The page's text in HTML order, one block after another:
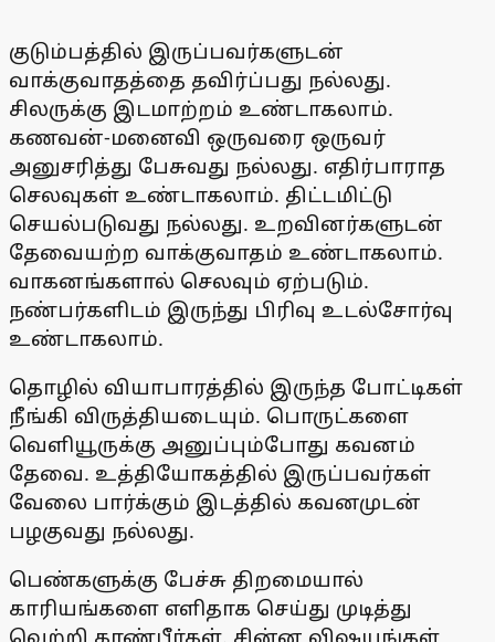
குடும்பத்தில் இருப்பவர்களுடன்
வாக்குவாதத்தை தவிர்ப்பது நல்லது.
சிலருக்கு இடமாற்றம் உண்டாகலாம்.
கணவன்-மனைவி ஒருவரை ஒருவர்
அனுசரித்து பேசுவது நல்லது. எதிர்பாராத
செலவுகள் உண்டாகலாம். திட்டமிட்டு
செயல்படுவது நல்லது. உறவினர்களுடன்
தேவையற்ற வாக்குவாதம் உண்டாகலாம்.
வாகனங்களால் செலவும் ஏற்படும்.
நண்பர்களிடம் இருந்து பிரிவு உடல்சோர்வு
உண்டாகலாம்.
தொழில் வியாபாரத்தில் இருந்த போட்டிகள்
நீங்கி விருத்தியடையும். பொருட்களை
வெளியூருக்கு அனுப்பும்போது கவனம்
தேவை. உத்தியோகத்தில் இருப்பவர்கள்
வேலை பார்க்கும் இடத்தில் கவனமுடன்
பழகுவது நல்லது.
பெண்களுக்கு பேச்சு திறமையால்
காரியங்களை எளிதாக செய்து முடித்து